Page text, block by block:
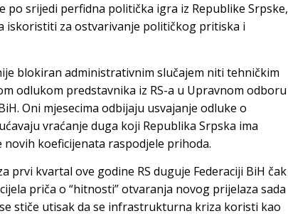
po srijedi perfidna politička igra iz Republike Srpske,
iskoristiti za ostvarivanje političkog pritiska i
blokiran administrativnim slučajem niti tehničkim
odlukom predstavnika iz RS-a u Upravnom odboru
Oni mjesecima odbijaju usvajanje odluke o
vraćanje duga koji Republika Srpska ima
novih koeficijenata raspodjele prihoda.
prvi kvartal ove godine RS duguje Federaciji BiH čak
priča o “hitnosti” otvaranja novog prijelaza sada
stiče utisak da se infrastrukturna kriza koristi kao